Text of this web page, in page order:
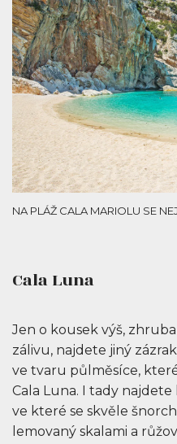
NA PLÁŽ CALA MARIOLU SE
Cala Luna
Jen o kousek výš,
zálivu, najdete jiný
ve tvaru půlměsíce,
Cala Luna. I tady
ve které se skvěle
lemovaný skalami a